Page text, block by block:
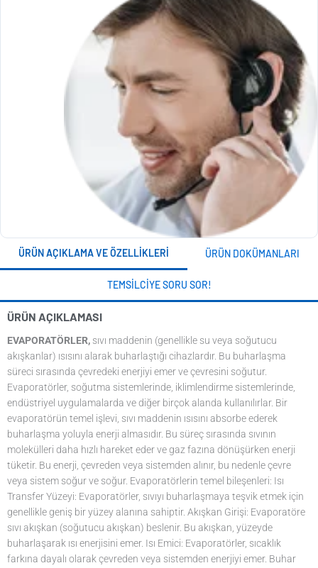
ÜRÜN AÇIKLAMA VE ÖZELLIKLERI ÜRÜN DOKÜMANLARI
TEMSILCIYE SORU SOR!
ÜRÜN AÇIKLAMASI
EVAPORATÖRLER, sıvı maddenin (genellikle su veya soğutucu
akışkanlar) ısısını alarak buharlaştığı cihazlardır. Bu buharlaşma
süreci sırasında çevredeki enerjiyi emer ve çevresini soğutur.
Evaporatörler, soğutma sistemlerinde, iklimlendirme sistemlerinde,
endüstriyel uygulamalarda ve diğer birçok alanda kullanılırlar. Bir
evaporatörün temel işlevi, sıvı maddenin ısısını absorbe ederek
buharlaşma yoluyla enerji almasıdır. Bu süreç sırasında sıvının
molekülleri daha hızlı hareket eder ve gaz fazına dönüşürken enerji
tüketir. Bu enerji, çevreden veya sistemden alınır, bu nedenle çevre
veya sistem soğur ve soğur. Evaporatörlerin temel bileşenleri: Isı
Transfer Yüzeyi: Evaporatörler, sıvıyı buharlaşmaya teşvik etmek için
genellikle geniş bir yüzey alanına sahiptir. Akışkan Girişi: Evaporatöre
sıvı akışkan (soğutucu akışkan) beslenir. Bu akışkan, yüzeyde
buharlaşarak ısı enerjisini emer. Isı Emici: Evaporatörler, sıcaklık
farkına dayalı olarak çevreden veya sistemden enerjiyi emer. Buhar